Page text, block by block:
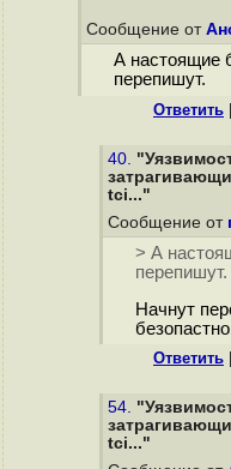
Сообщение от
А настоящие
перепишут.
Ответить
40.
tci..."
Сообщение от
> А
перепишут.
Начнут
Ответить
54.
tci..."